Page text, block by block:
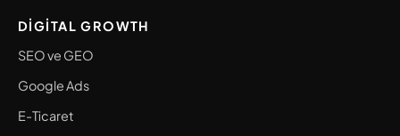
DIGITAL GROWTH
SEO ve GEO
Google Ads
E-Ticaret